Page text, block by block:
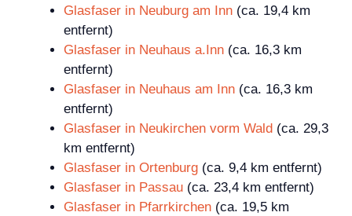
Glasfaser in Neuburg am Inn (ca. 19,4 km
entfernt)
Glasfaser in Neuhaus a.Inn (ca. 16,3 km
entfernt)
Glasfaser in Neuhaus am Inn (ca. 16,3 km
entfernt)
Glasfaser in Neukirchen vorm Wald (ca. 29,3
km entfernt)
Glasfaser in Ortenburg (ca. 9,4 km entfernt)
Glasfaser in Passau (ca. 23,4 km entfernt)
Glasfaser in Pfarrkirchen (ca. 19,5 km